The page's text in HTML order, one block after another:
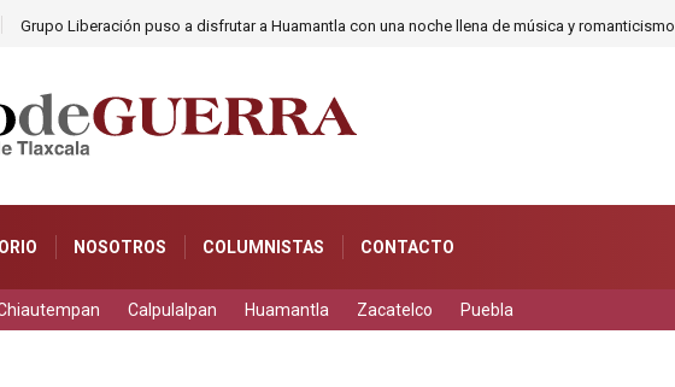
Grupo Liberación puso a disfrutar a Huamantla con una noche llena de música y romanticismo
NOSOTROS COLUMNISTAS CONTACTO
Calpulalpan Huamantla Zacatelco Puebla